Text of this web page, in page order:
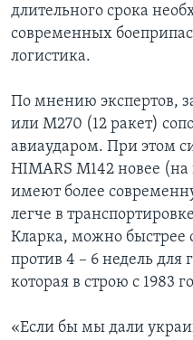
длительного срока
современных
логистика.
По мнению экспертов,
или М270 (12 ракет)
авиаударом. При этом
HIMARS M142 новее
имеют более
легче в
Кларка, можно быстрее
против 4 – 6 недель для
которая в строю с 1983
«Если бы мы дали